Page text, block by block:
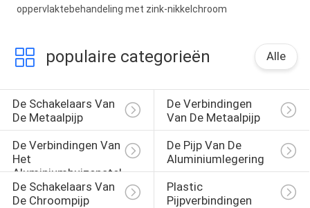
oppervlaktebehandeling met zink-nikkelchroom
populaire categorieën Alle
De Schakelaars Van
De Metaalpijp
De Verbindingen
Van De Metaalpijp
De Verbindingen Van
Het
Aluminiumbuizenstelsel
De Pijp Van De
Aluminiumlegering
De Schakelaars Van
De Chroompijp
Plastic
Pijpverbindingen